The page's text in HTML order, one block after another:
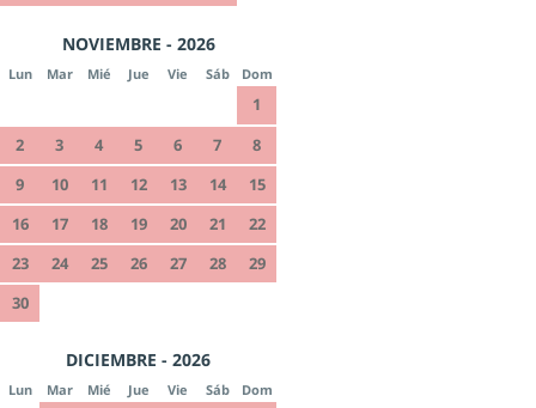
NOVIEMBRE - 2026
Lun Mar Mié Jue Vie Sáb Dom
1
2
3 4 5 6 7
8
9
10 11 12 13 14
15
16
17 18 19 20 21
22
23
24 25 26 27 28
29
30
DICIEMBRE - 2026
Lun Mar Mié Jue Vie Sáb Dom